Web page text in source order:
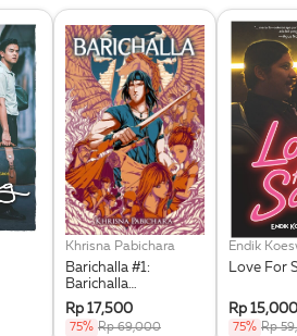
Khrisna Pabichara
Barichalla #1:
Barichalla
Penunggang Kuda
Terbang
Rp 17,500
75% Rp 69,000
Endik
Love For
Rp 15,000
75% Rp